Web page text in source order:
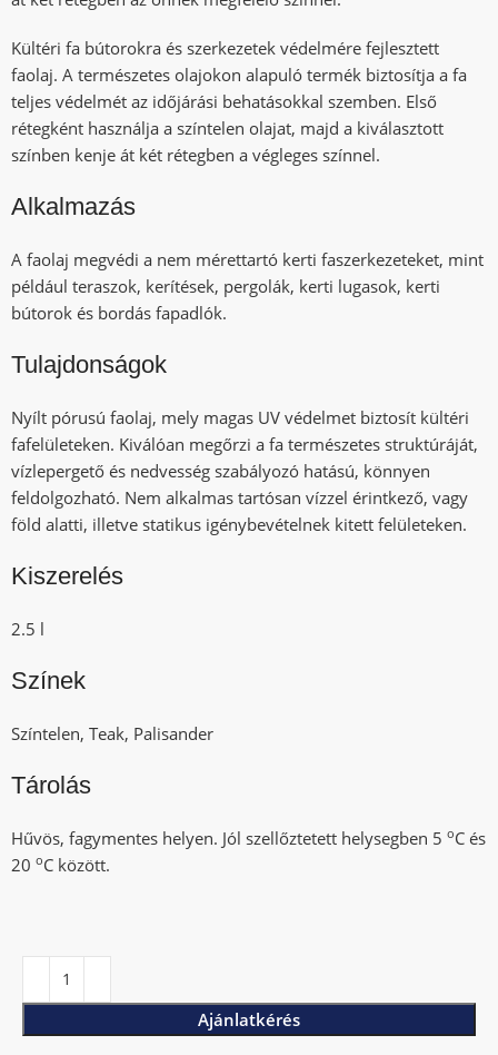
Kültéri fa bútorokra és szerkezetek védelmére fejlesztett
faolaj. A természetes olajokon alapuló termék biztosítja a fa
teljes védelmét az időjárási behatásokkal szemben. Első
rétegként használja a színtelen olajat, majd a kiválasztott
színben kenje át két rétegben a végleges színnel.
Alkalmazás
A faolaj megvédi a nem mérettartó kerti faszerkezeteket, mint
például teraszok, kerítések, pergolák, kerti lugasok, kerti
bútorok és bordás fapadlók.
Tulajdonságok
Nyílt pórusú faolaj, mely magas UV védelmet biztosít kültéri
fafelületeken. Kiválóan megőrzi a fa természetes struktúráját,
vízlepergető és nedvesség szabályozó hatású, könnyen
feldolgozható. Nem alkalmas tartósan vízzel érintkező, vagy
föld alatti, illetve statikus igénybevételnek kitett felületeken.
Kiszerelés
2.5 l
Színek
Színtelen, Teak, Palisander
Tárolás
Hűvös, fagymentes helyen. Jól szellőztetett helysegben 5oC és
20oC között.
Ajánlatkérés